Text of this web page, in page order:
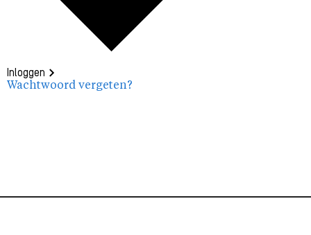
Inloggen
Wachtwoord vergeten?